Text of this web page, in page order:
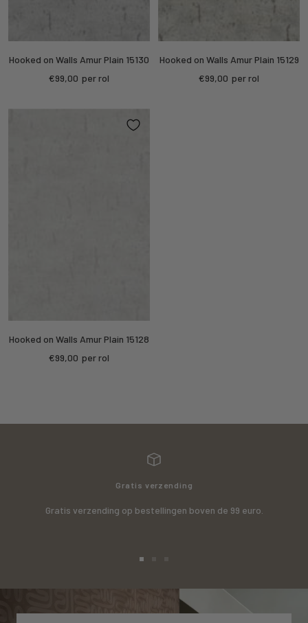
Hooked on Walls Amur Plain 15130
Sale
€99,00 per rol
Hooked on Walls Amur Plain 15129
Sale
€99,00 per rol
Hooked on Walls Amur Plain 15128
Sale
€99,00 per rol
Gratis verzending
Gratis verzending op bestellingen boven de 99 euro.
1
2
slide
3